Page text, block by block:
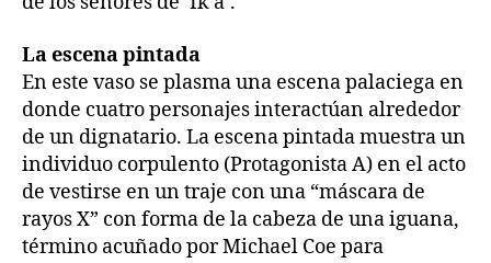
La escena pintada
En este vaso se plasma una escena palaciega en
donde cuatro personajes interactúan alrededor
de un dignatario. La escena pintada muestra un
individuo corpulento (Protagonista A) en el acto
de vestirse en un traje con una “máscara de
rayos X” con forma de la cabeza de una iguana,
término acuñado por Michael Coe para